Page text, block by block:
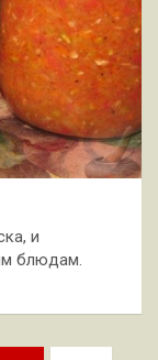
и
блюдам.